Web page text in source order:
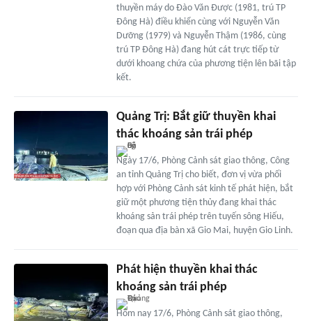
thuyền máy do Đào Văn Được (1981, trú TP
Đông Hà) điều khiển cùng với Nguyễn Văn
Dưỡng (1979) và Nguyễn Thậm (1986, cùng
trú TP Đông Hà) đang hút cát trực tiếp từ
dưới khoang chứa của phương tiện lên bãi tập
kết.
Quảng Trị: Bắt giữ thuyền khai
thác khoáng sản trái phép
Ngày 17/6, Phòng Cảnh sát giao thông, Công
an tỉnh Quảng Trị cho biết, đơn vị vừa phối
hợp với Phòng Cảnh sát kinh tế phát hiện, bắt
giữ một phương tiện thủy đang khai thác
khoáng sản trái phép trên tuyến sông Hiếu,
đoạn qua địa bàn xã Gio Mai, huyện Gio Linh.
Phát hiện thuyền khai thác
khoáng sản trái phép
Hôm nay 17/6, Phòng Cảnh sát giao thông,